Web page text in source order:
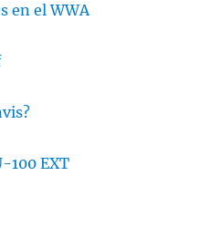
en el WWA
100 EXT